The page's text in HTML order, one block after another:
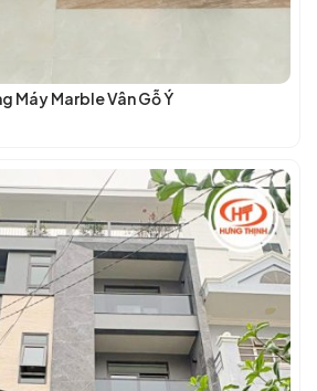
Máy Marble Vân Gỗ Ý